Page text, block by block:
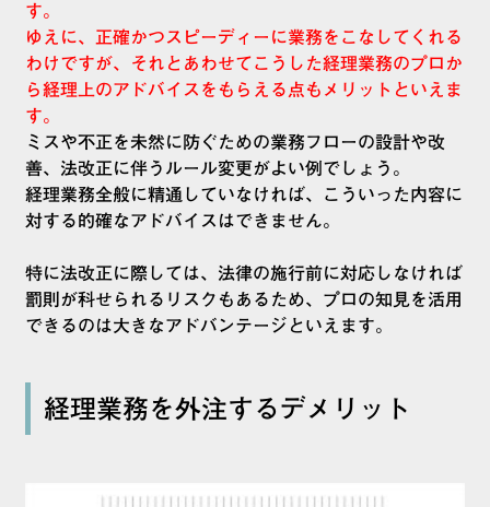
す。
ゆえに、正確かつスピーディーに業務をこなしてくれる
わけですが、それとあわせてこうした経理業務のプロか
ら経理上のアドバイスをもらえる点もメリットといえま
す。
ミスや不正を未然に防ぐための業務フローの設計や改
善、法改正に伴うルール変更がよい例でしょう。
経理業務全般に精通していなければ、こういった内容に
対する的確なアドバイスはできません。
特に法改正に際しては、法律の施行前に対応しなければ
罰則が科せられるリスクもあるため、プロの知見を活用
できるのは大きなアドバンテージといえます。
経理業務を外注するデメリット